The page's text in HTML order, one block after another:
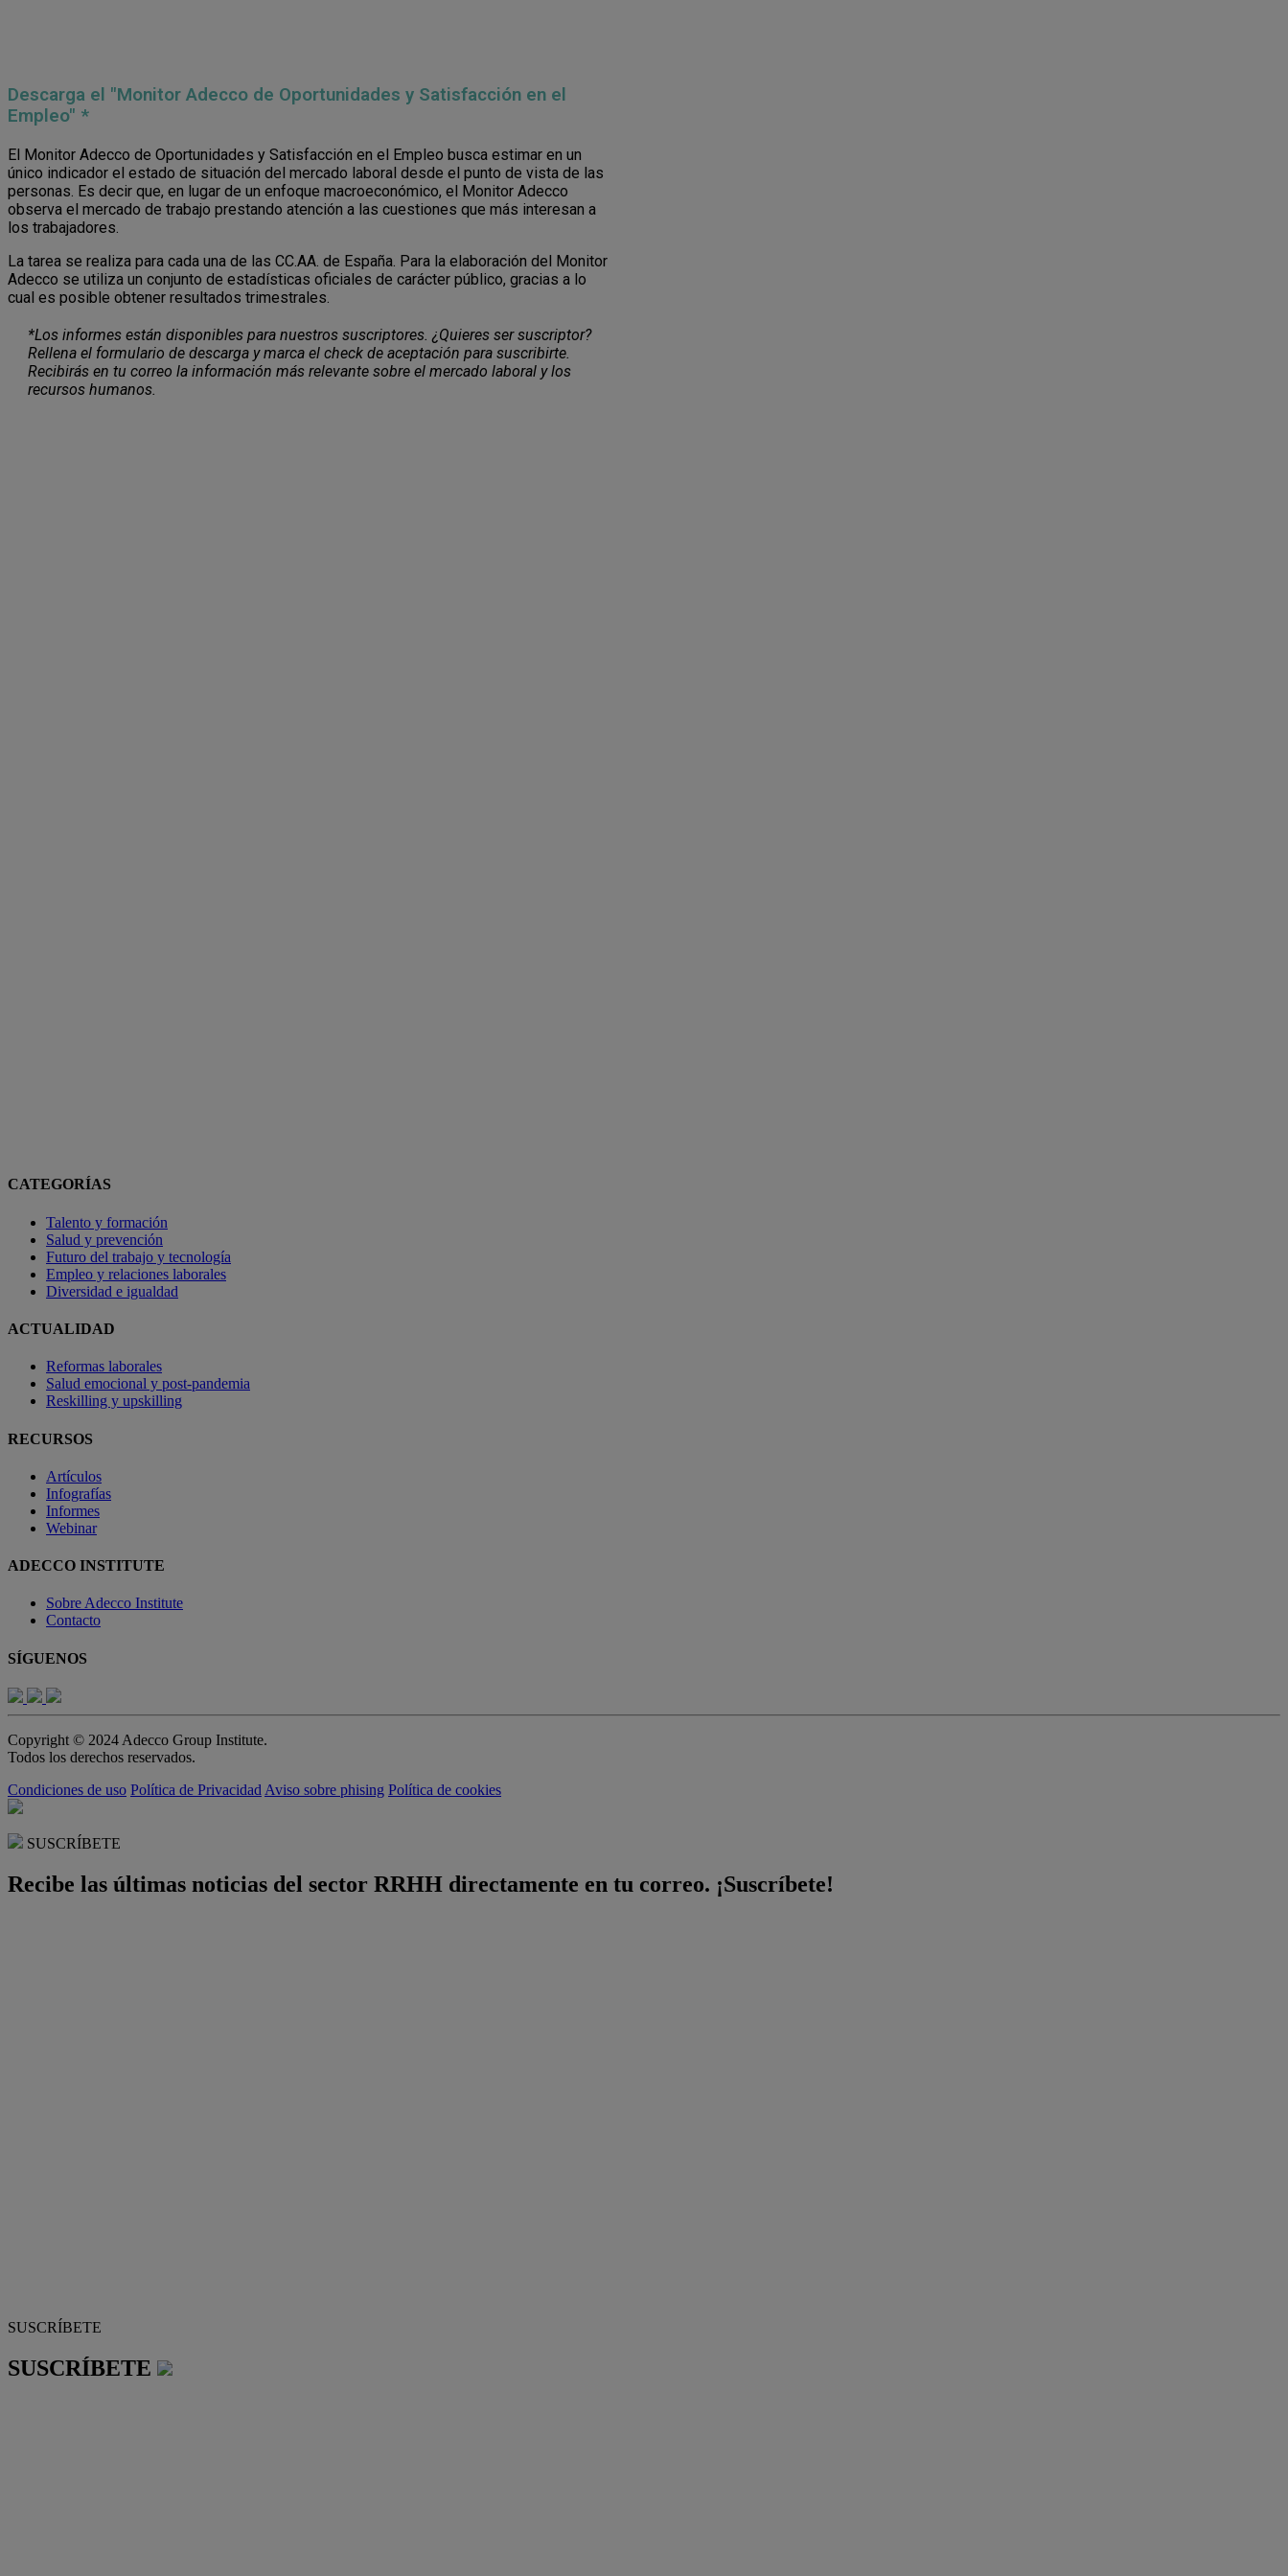
Descarga el "Monitor Adecco de Oportunidades y Satisfacción en el
Empleo" *
El Monitor Adecco de Oportunidades y Satisfacción en el Empleo busca estimar en un
único indicador el estado de situación del mercado laboral desde el punto de vista de las
personas. Es decir que, en lugar de un enfoque macroeconómico, el Monitor Adecco
observa el mercado de trabajo prestando atención a las cuestiones que más interesan a
los trabajadores.
La tarea se realiza para cada una de las CC.AA. de España. Para la elaboración del Monitor
Adecco se utiliza un conjunto de estadísticas oficiales de carácter público, gracias a lo
cual es posible obtener resultados trimestrales.
*Los informes están disponibles para nuestros suscriptores. ¿Quieres ser suscriptor?
Rellena el formulario de descarga y marca el check de aceptación para suscribirte.
Recibirás en tu correo la información más relevante sobre el mercado laboral y los
recursos humanos.
CATEGORÍAS
Talento y formación
Salud y prevención
Futuro del trabajo y tecnología
Empleo y relaciones laborales
Diversidad e igualdad
ACTUALIDAD
Reformas laborales
Salud emocional y post-pandemia
Reskilling y upskilling
RECURSOS
Artículos
Infografías
Informes
Webinar
ADECCO INSTITUTE
Sobre Adecco Institute
Contacto
SÍGUENOS
Copyright © 2024 Adecco Group Institute.
Todos los derechos reservados.
Condiciones de uso Política de Privacidad Aviso sobre phising Política de cookies
SUSCRÍBETE
Recibe las últimas noticias del sector RRHH directamente en tu correo. ¡Suscríbete!
SUSCRÍBETE
SUSCRÍBETE